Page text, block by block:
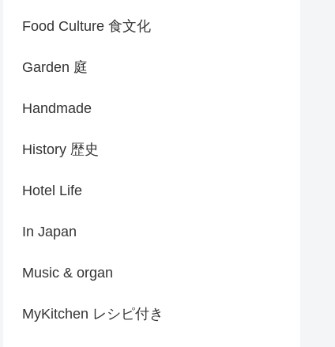
Food Culture 食文化
Garden 庭
Handmade
History 歴史
Hotel Life
In Japan
Music & organ
MyKitchen レシピ付き